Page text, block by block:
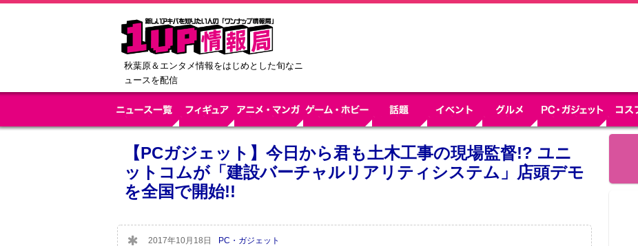
秋葉原＆エンタメ情報をはじめとした旬なニ
ュースを配信
【PCガジェット】今日から君も土木工事の現場監督!? ユニ
ットコムが「建設バーチャルリアリティシステム」店頭デモ
を全国で開始!!
2017年10月18日 PC・ガジェット